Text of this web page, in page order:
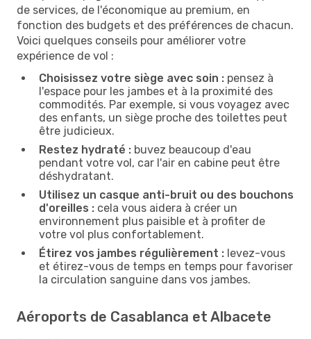
de services, de l'économique au premium, en
fonction des budgets et des préférences de chacun.
Voici quelques conseils pour améliorer votre
expérience de vol :
Choisissez votre siège avec soin : pensez à
l'espace pour les jambes et à la proximité des
commodités. Par exemple, si vous voyagez avec
des enfants, un siège proche des toilettes peut
être judicieux.
Restez hydraté : buvez beaucoup d'eau
pendant votre vol, car l'air en cabine peut être
déshydratant.
Utilisez un casque anti-bruit ou des bouchons
d'oreilles : cela vous aidera à créer un
environnement plus paisible et à profiter de
votre vol plus confortablement.
Étirez vos jambes régulièrement : levez-vous
et étirez-vous de temps en temps pour favoriser
la circulation sanguine dans vos jambes.
Aéroports de Casablanca et Albacete